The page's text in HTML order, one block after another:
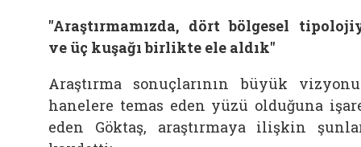
"Araştırmamızda, dört bölgesel
ve üç kuşağı birlikte ele aldık"
Araştırma sonuçlarının büyük
hanelere temas eden yüzü olduğuna
eden Göktaş, araştırmaya ilişkin